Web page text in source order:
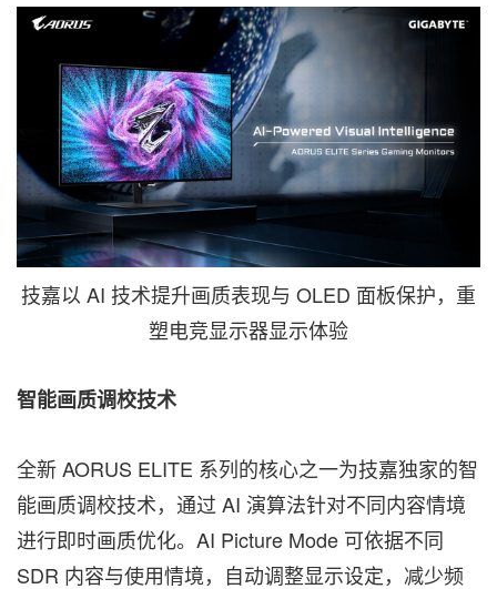
技嘉以 AI 技术提升画质表现与 OLED 面板保护，重
塑电竞显示器显示体验
智能画质调校技术
全新 AORUS ELITE 系列的核心之一为技嘉独家的智
能画质调校技术，通过 AI 演算法针对不同内容情境
进行即时画质优化。AI Picture Mode 可依据不同
SDR 内容与使用情境，自动调整显示设定，减少频